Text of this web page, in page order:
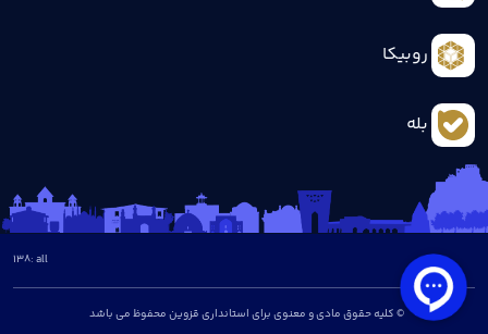
روبیکا
بله
© کلیه حقوق مادی و معنوی برای استانداری قزوین محفوظ می باشد
all :
138